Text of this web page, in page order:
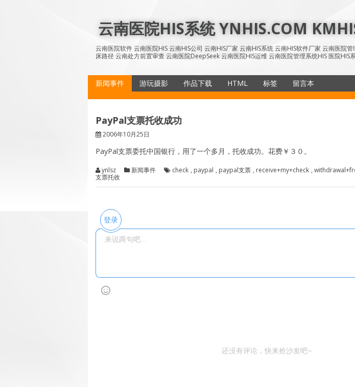
content
云南医院HIS系统 YNHIS.COM
云南医院软件 云南医院HIS 云南HIS公司 云南HIS厂家 云南HIS系统 云南HIS软件厂家 云南医
床路径 云南处方前置审查 云南医院DeepSeek 云南医院HIS运维 云南医院管理系统HIS 医院HIS
新闻事件 游玩摄影 作品下载
HTML
SiteMap
标签 留言本
PayPal支票托收成功
2006年10月25日
PayPal支票委托中国银行，用了一个多月，托收成功。花费￥３０。
ynlsz 新闻事件 check , paypal , paypal支票 , receive+my+check ,
支票托收
登录
还没有评论，快来抢沙发吧~